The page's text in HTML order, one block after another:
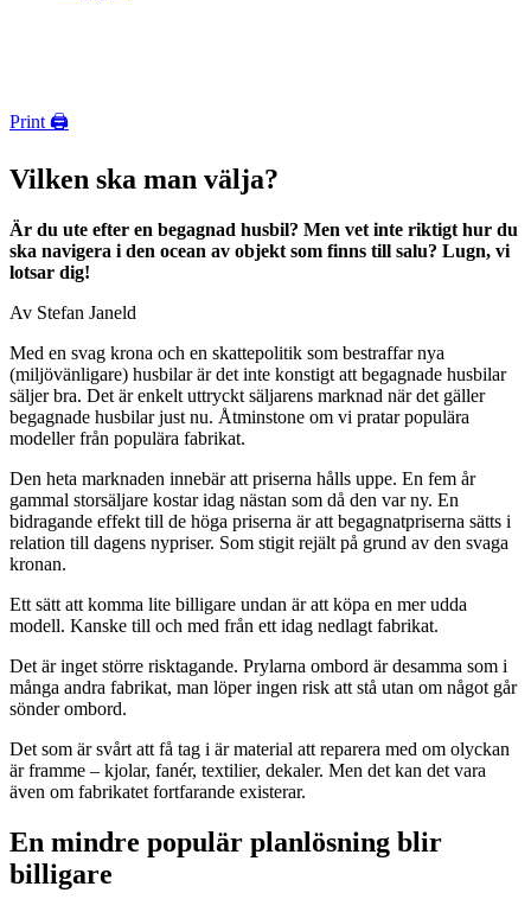
Print 🖨
Vilken ska man välja?
Är du ute efter en begagnad husbil? Men vet inte riktigt hur du
ska navigera i den ocean av objekt som finns till salu? Lugn, vi
lotsar dig!
Av Stefan Janeld
Med en svag krona och en skattepolitik som bestraffar nya
(miljövänligare) husbilar är det inte konstigt att begagnade husbilar
säljer bra. Det är enkelt uttryckt säljarens marknad när det gäller
begagnade husbilar just nu. Åtminstone om vi pratar populära
modeller från populära fabrikat.
Den heta marknaden innebär att priserna hålls uppe. En fem år
gammal storsäljare kostar idag nästan som då den var ny. En
bidragande effekt till de höga priserna är att begagnatpriserna sätts i
relation till dagens nypriser. Som stigit rejält på grund av den svaga
kronan.
Ett sätt att komma lite billigare undan är att köpa en mer udda
modell. Kanske till och med från ett idag nedlagt fabrikat.
Det är inget större risktagande. Prylarna ombord är desamma som i
många andra fabrikat, man löper ingen risk att stå utan om något går
sönder ombord.
Det som är svårt att få tag i är material att reparera med om olyckan
är framme – kjolar, fanér, textilier, dekaler. Men det kan det vara
även om fabrikatet fortfarande existerar.
En mindre populär planlösning blir
billigare